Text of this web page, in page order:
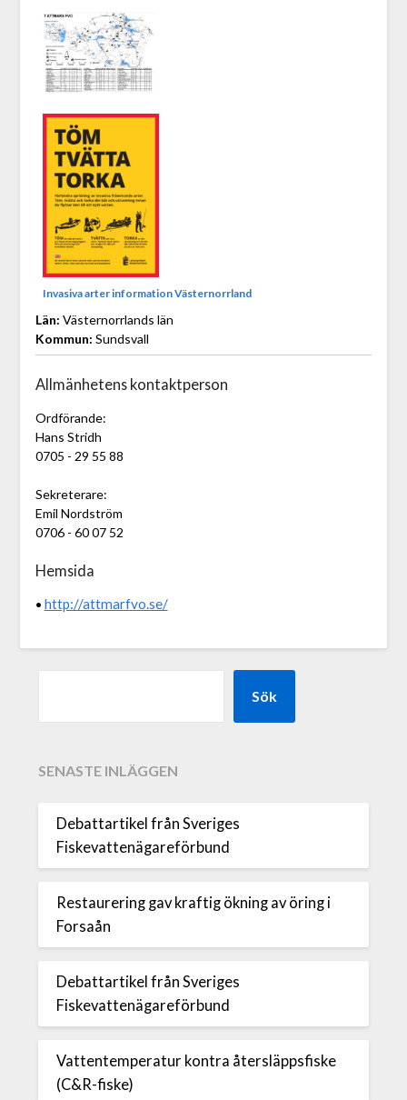
Invasiva arter information Västernorrland
Län: Västernorrlands län
Kommun: Sundsvall
Allmänhetens kontaktperson
Ordförande:
Hans Stridh
0705 - 29 55 88
Sekreterare:
Emil Nordström
0706 - 60 07 52
Hemsida
• http://attmarfvo.se/
Sök
SENASTE INLÄGGEN
Debattartikel från Sveriges
Fiskevattenägareförbund
Restaurering gav kraftig ökning av öring i
Forsaån
Debattartikel från Sveriges
Fiskevattenägareförbund
Vattentemperatur kontra återsläppsfiske
(C&R-fiske)